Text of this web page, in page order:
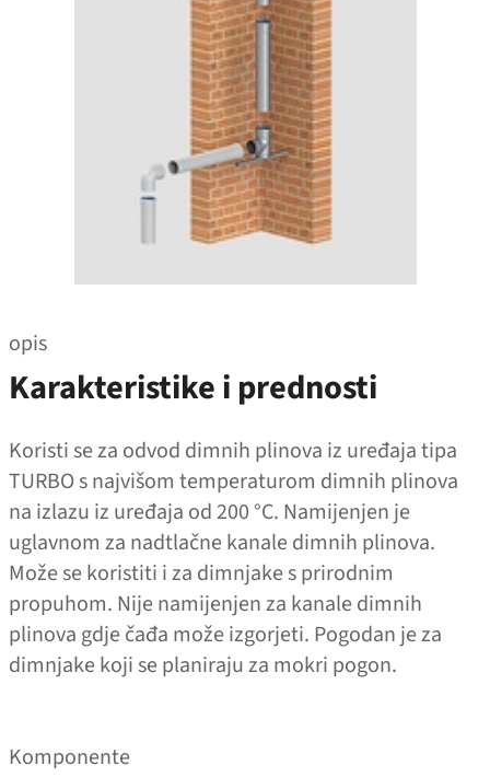
opis
Karakteristike i prednosti
Koristi se za odvod dimnih plinova iz uređaja tipa
TURBO s najvišom temperaturom dimnih plinova
na izlazu iz uređaja od 200 °C. Namijenjen je
uglavnom za nadtlačne kanale dimnih plinova.
Može se koristiti i za dimnjake s prirodnim
propuhom. Nije namijenjen za kanale dimnih
plinova gdje čađa može izgorjeti. Pogodan je za
dimnjake koji se planiraju za mokri pogon.
Komponente